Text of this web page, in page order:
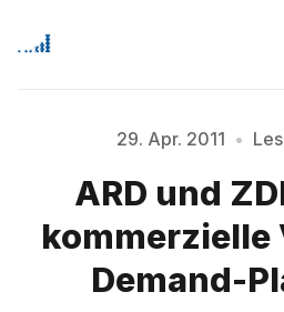
Signup
Bitte geben Sie
29. Apr. 2011 •
ARD und
kommerzielle
Demand-